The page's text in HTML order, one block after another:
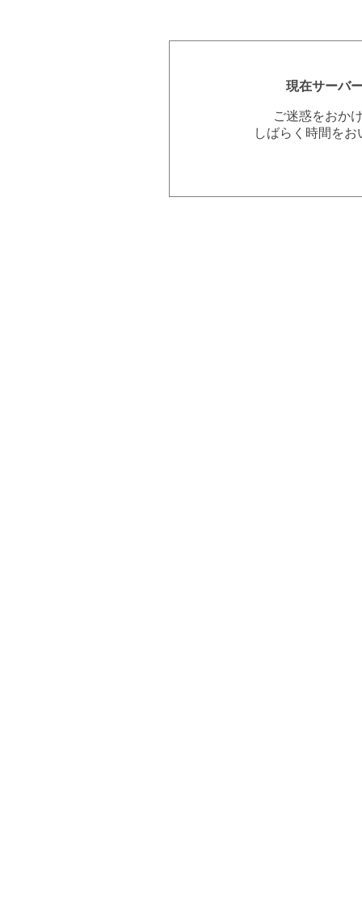
現在サーバ
ご迷惑をおか
しばらく時間を